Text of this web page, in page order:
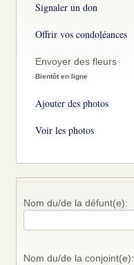
Signaler un don
Offrir vos condoléances
Envoyer des fleurs
Bientôt en ligne
Ajouter des photos
Voir les photos
Nom du/de la défunt(e):
Nom du/de la conjoint(e):